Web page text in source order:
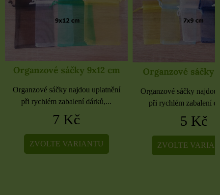
Organzové sáčky 9x12 cm
Organzové sáčky najdou uplatnění
při rychlém zabalení dárků,...
7 Kč
ZVOLTE VARIANTU
Organzové sáčky
Organzové sáčky najdou
při rychlém zabalení
5 Kč
ZVOLTE